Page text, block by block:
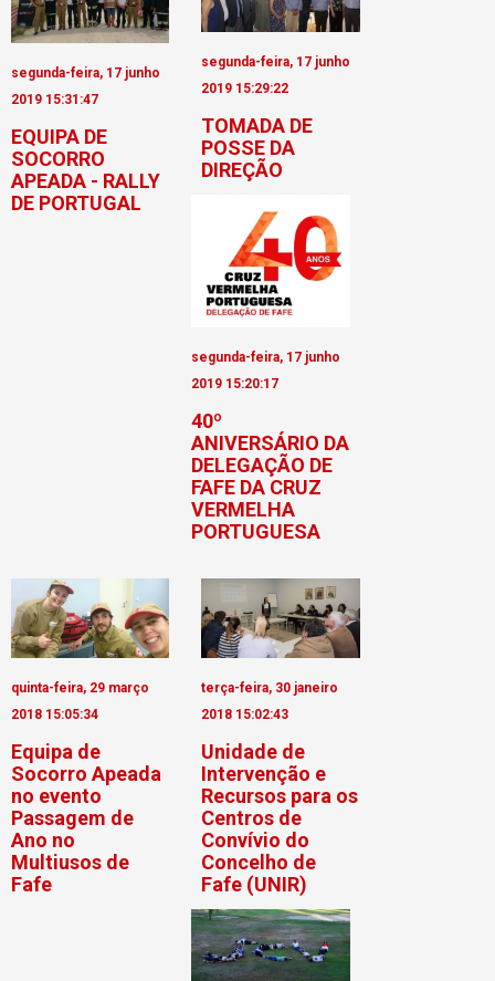
segunda-feira, 17 junho
2019 15:31:47
EQUIPA DE
SOCORRO
APEADA - RALLY
DE PORTUGAL
segunda-feira, 17 junho
2019 15:29:22
TOMADA DE
POSSE DA
DIREÇÃO
segunda-feira, 17 junho
2019 15:20:17
40º
ANIVERSÁRIO DA
DELEGAÇÃO DE
FAFE DA CRUZ
VERMELHA
PORTUGUESA
quinta-feira, 29 março
2018 15:05:34
Equipa de
Socorro Apeada
no evento
Passagem de
Ano no
Multiusos de
Fafe
terça-feira, 30 janeiro
2018 15:02:43
Unidade de
Intervenção e
Recursos para os
Centros de
Convívio do
Concelho de
Fafe (UNIR)